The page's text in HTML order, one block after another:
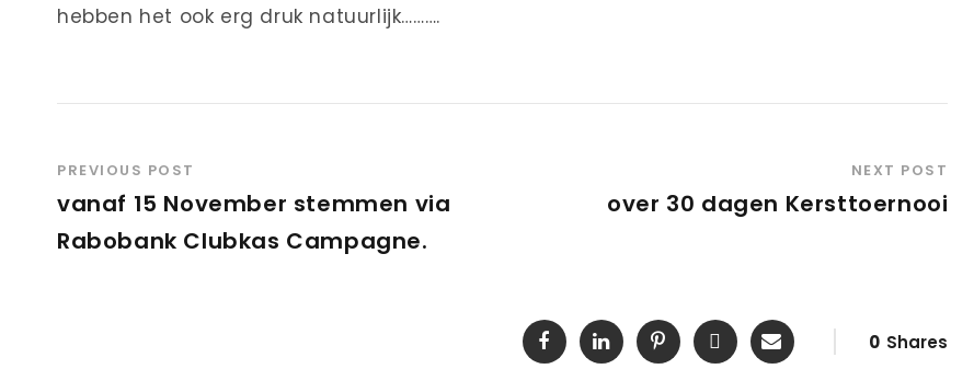
hebben het ook erg druk natuurlijk……….
PREVIOUS POST
vanaf 15 November stemmen via
Rabobank Clubkas Campagne.
NEXT POST
over 30 dagen Kersttoernooi
0 Shares